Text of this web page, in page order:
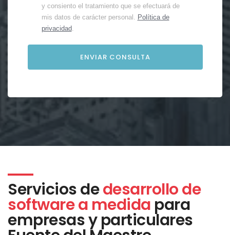
y consiento el tratamiento que se efectuará de
mis datos de carácter personal. Política de
privacidad.
Servicios dedesarrollo de
software a medida para
empresas y particulares